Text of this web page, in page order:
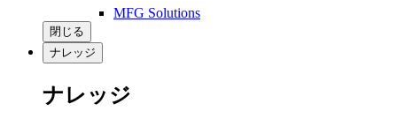
MFG Solutions
閉じる
ナレッジ
ナレッジ